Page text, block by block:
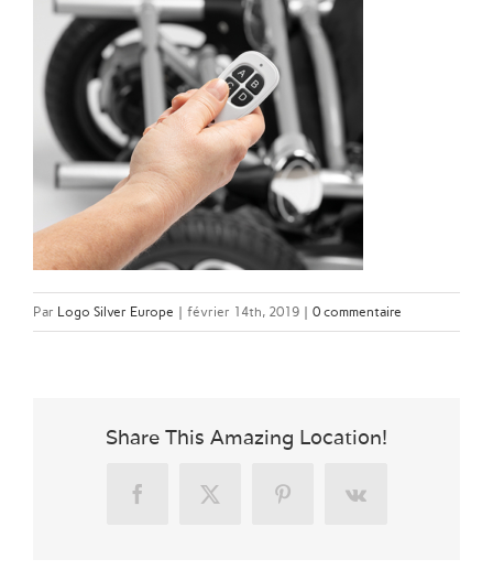
Par Logo Silver Europe | février 14th, 2019 | 0 commentaire
Share This Amazing Location!
FacebookX PinterestVk